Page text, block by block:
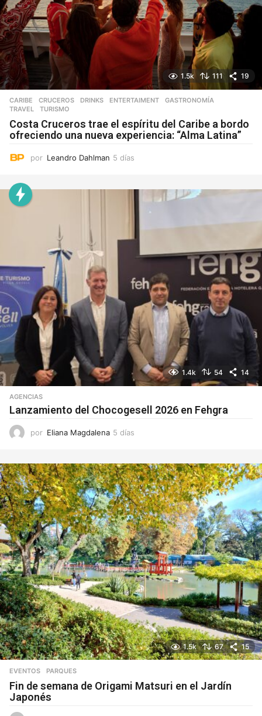
1.5k 111 19
CARIBE ,CRUCEROS ,DRINKS ,ENTERTAIMENT ,GASTRONOMÍA
TRAVEL
,TURISMO
Costa Cruceros trae el espíritu del Caribe a bordo
ofreciendo una nueva experiencia: “Alma Latina”
por Leandro Dahlman 5 días
a
1.4k 54 14
AGENCIAS
Lanzamiento del Chocogesell 2026 en Fehgra
por Eliana Magdalena 5 días
a
s
1.5k 67 15
EVENTOS ,PARQUES
Fin de semana de Origami Matsuri en el Jardín
Japonés